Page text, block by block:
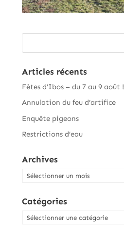
Articles récents
Fêtes d’Ibos – du 7 au 9 août !
Annulation du feu d’artifice
Enquête pigeons
Restrictions d’eau
Archives
Archives
Catégories
Catégories